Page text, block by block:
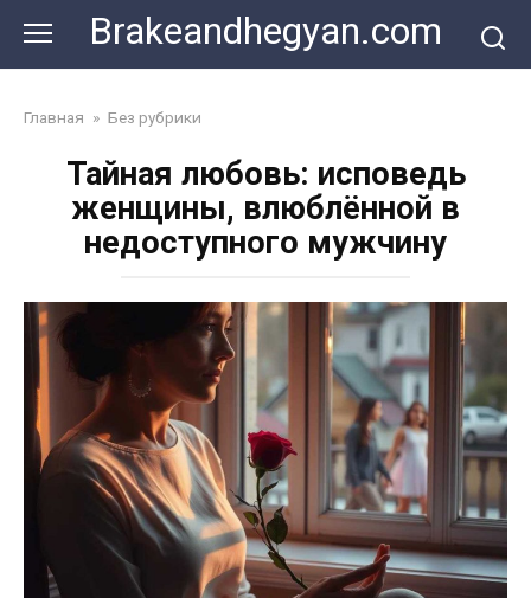
content
Brakeandhegyan.com
Главная » Без рубрики
Тайная любовь: исповедь
женщины, влюблённой в
недоступного мужчину